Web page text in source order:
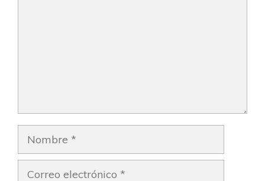
Nombre
Correo